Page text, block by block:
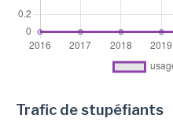
Trafic de stupéfiants